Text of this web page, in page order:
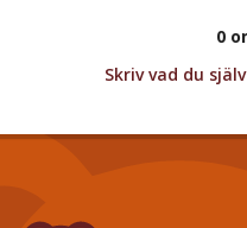
0
Skriv vad du